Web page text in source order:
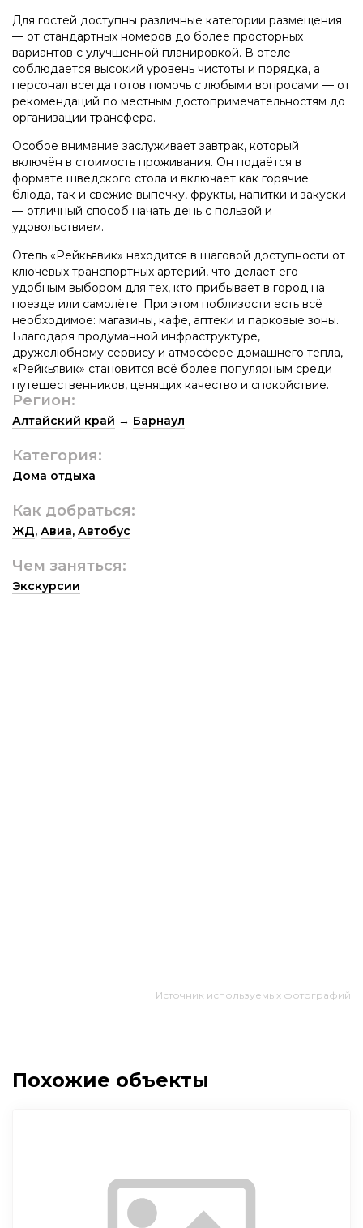
Для гостей доступны различные категории размещения
— от стандартных номеров до более просторных
вариантов с улучшенной планировкой. В отеле
соблюдается высокий уровень чистоты и порядка, а
персонал всегда готов помочь с любыми вопросами — от
рекомендаций по местным достопримечательностям до
организации трансфера.
Особое внимание заслуживает завтрак, который
включён в стоимость проживания. Он подаётся в
формате шведского стола и включает как горячие
блюда, так и свежие выпечку, фрукты, напитки и закуски
— отличный способ начать день с пользой и
удовольствием.
Отель «Рейкьявик» находится в шаговой доступности от
ключевых транспортных артерий, что делает его
удобным выбором для тех, кто прибывает в город на
поезде или самолёте. При этом поблизости есть всё
необходимое: магазины, кафе, аптеки и парковые зоны.
Благодаря продуманной инфраструктуре,
дружелюбному сервису и атмосфере домашнего тепла,
«Рейкьявик» становится всё более популярным среди
путешественников, ценящих качество и спокойствие.
Регион:
Алтайский край → Барнаул
Категория:
Дома отдыха
Как добраться:
ЖД, Авиа, Автобус
Чем заняться:
Экскурсии
Источник используемых фотографий
Похожие объекты